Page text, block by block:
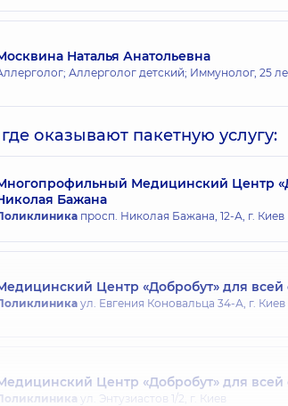
Наталья Анатольевна
Аллерголог детский; Иммунолог, 25
оказывают пакетную услугу:
Медицинский Центр
Бажана
просп. Николая Бажана, 12-А, г. Киев
Центр «Добробут» для всей
ул. Евгения Коновальца 34-А, г. Киев
Центр «Добробут» для всей
ул. Энтузиастов 1/2, г. Киев